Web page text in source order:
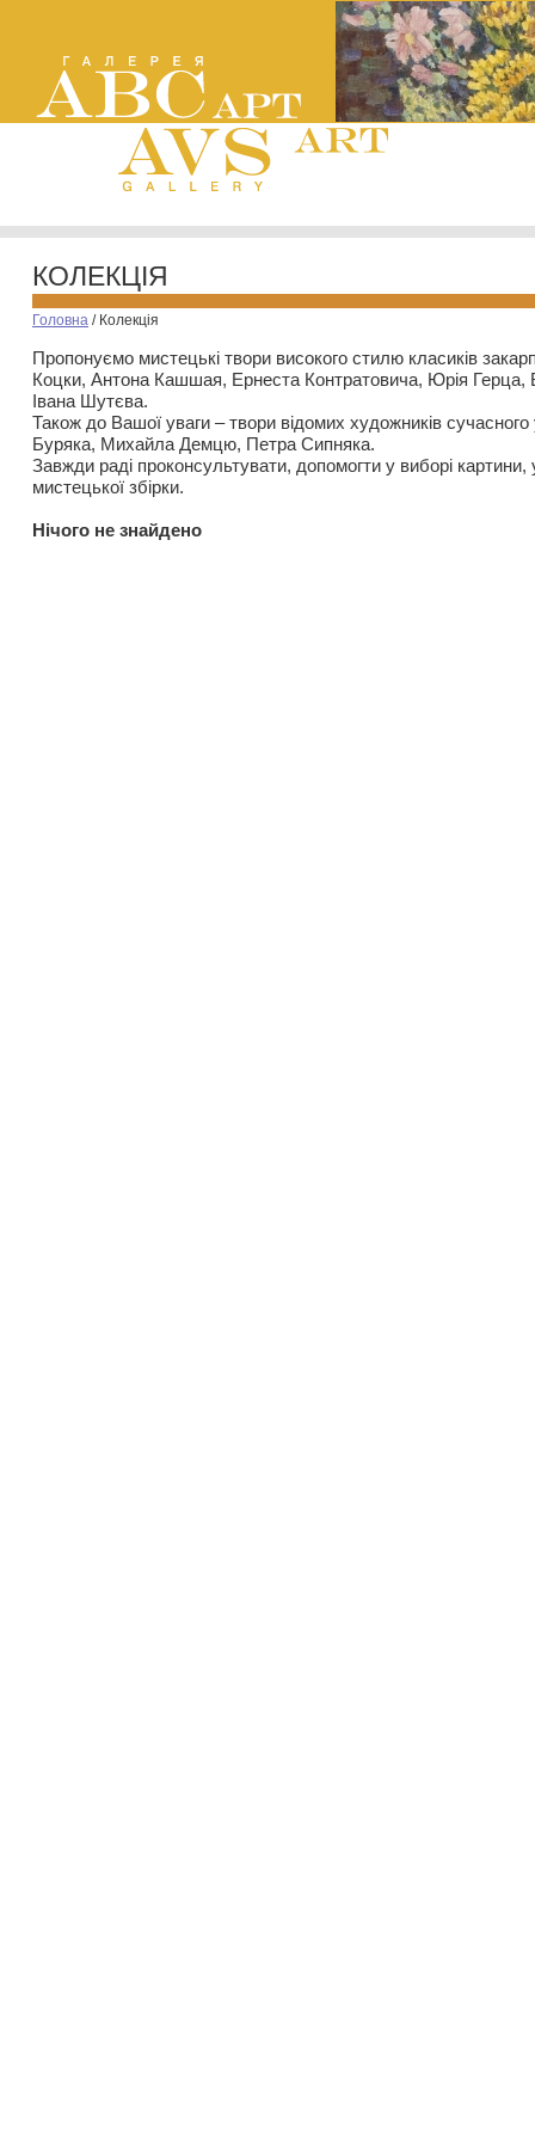
КОЛЕКЦІЯ
Головна / Колекція
Пропонуємо мистецькі твори високого стилю класиків
Коцки, Антона Кашшая, Ернеста Контратовича, Юрія
Івана Шутєва.
Також до Вашої уваги – твори відомих художників
Буряка, Михайла Демцю, Петра Сипняка.
Завжди раді проконсультувати, допомогти у виборі картини,
мистецької збірки.
Нiчого не знайдено